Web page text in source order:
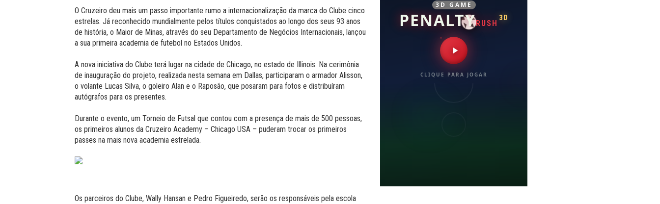
O Cruzeiro deu mais um passo importante rumo a internacionalização da marca do Clube cinco
estrelas. Já reconhecido mundialmente pelos títulos conquistados ao longo dos seus 93 anos
de história, o Maior de Minas, através do seu Departamento de Negócios Internacionais, lançou
a sua primeira academia de futebol no Estados Unidos.
A nova iniciativa do Clube terá lugar na cidade de Chicago, no estado de Illinois. Na cerimônia
de inauguração do projeto, realizada nesta semana em Dallas, participaram o armador Alisson,
o volante Lucas Silva, o goleiro Alan e o Raposão, que posaram para fotos e distribuíram
autógrafos para os presentes.
Durante o evento, um Torneio de Futsal que contou com a presença de mais de 500 pessoas,
os primeiros alunos da Cruzeiro Academy – Chicago USA – puderam trocar os primeiros
passes na mais nova academia estrelada.
Os parceiros do Clube, Wally Hansan e Pedro Figueiredo, serão os responsáveis pela escola
3D GAME
PENALTYRUSH
3D
CLIQUE PARA JOGAR